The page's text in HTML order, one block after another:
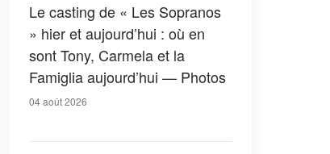
Le casting de « Les Sopranos
» hier et aujourd’hui : où en
sont Tony, Carmela et la
Famiglia aujourd’hui — Photos
04 août 2026